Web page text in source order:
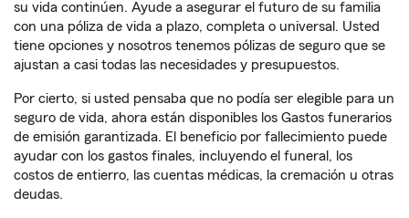
su vida continúen. Ayude a asegurar el futuro de su familia
con una póliza de vida a plazo, completa o universal. Usted
tiene opciones y nosotros tenemos pólizas de seguro que se
ajustan a casi todas las necesidades y presupuestos.
Por cierto, si usted pensaba que no podía ser elegible para un
seguro de vida, ahora están disponibles los Gastos funerarios
de emisión garantizada. El beneficio por fallecimiento puede
ayudar con los gastos finales, incluyendo el funeral, los
costos de entierro, las cuentas médicas, la cremación u otras
deudas.